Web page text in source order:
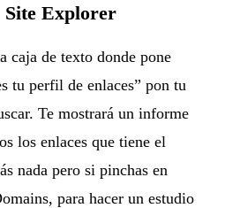
Site Explorer
caja de texto donde pone
tu perfil de enlaces” pon tu
Te mostrará un informe
los enlaces que tiene el
nada pero si pinchas en
para hacer un estudio